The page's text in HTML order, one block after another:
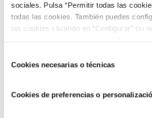
sociales. Pulsa “Permitir todas las
todas las cookies. También puedes
las cookies clicando en “Configurar” (si
COOKIES.
deCookies necesarias o técnicas
Cookies de preferencias o
Viernes
Comida: Guiso de patatas con sepia y
Sábado